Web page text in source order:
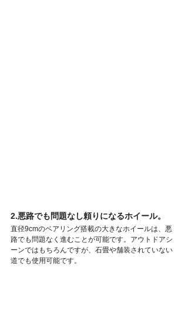
2.悪路でも問題なし頼りになるホイール。
直径9cmのベアリング搭載の大きなホイールは、悪
路でも問題なく進むことが可能です。アウトドアシ
ーンではもちろんですが、石畳や舗装されていない
道でも使用可能です。